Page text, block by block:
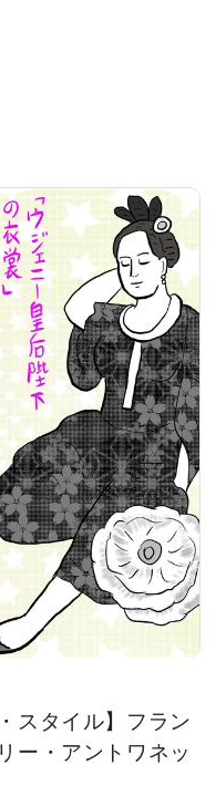
スタイル】フラン
ー・アントワネッ